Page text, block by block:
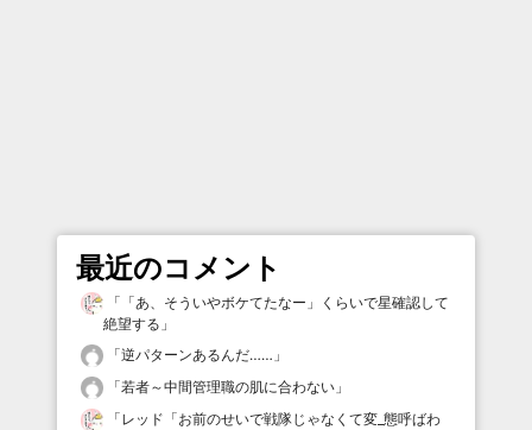
最近のコメント
「 「あ、そういやボケてたなー」くらいで星確認して
絶望する 」
「逆パターンあるんだ…… 」
「若者～中間管理職の肌に合わない 」
「レッド「お前のせいで戦隊じゃなくて変_態呼ばわ